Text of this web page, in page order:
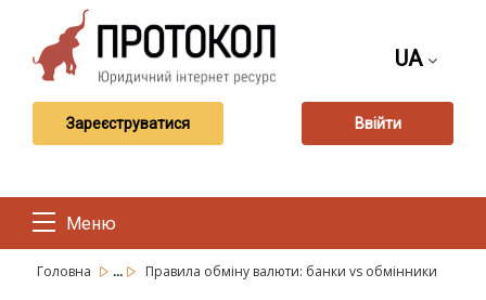
UA
Зареєструватися Ввійти
Меню
Головна ... Правила обміну валюти: банки vs обмінники